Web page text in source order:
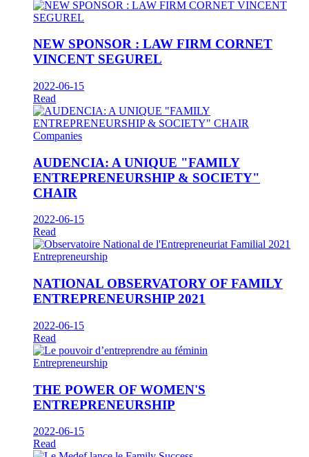
NEW SPONSOR : LAW FIRM CORNET
VINCENT SEGUREL
2022-06-15
Read
Companies
AUDENCIA: A UNIQUE "FAMILY
ENTREPRENEURSHIP & SOCIETY"
CHAIR
2022-06-15
Read
Entrepreneurship
NATIONAL OBSERVATORY OF FAMILY
ENTREPRENEURSHIP 2021
2022-06-15
Read
Entrepreneurship
THE POWER OF WOMEN'S
ENTREPRENEURSHIP
2022-06-15
Read